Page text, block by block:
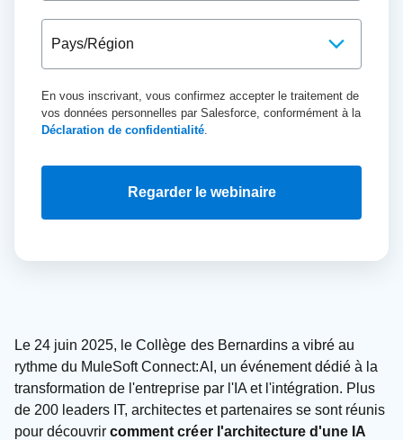
En vous inscrivant, vous confirmez accepter le traitement de
vos données personnelles par Salesforce, conformément à la
Déclaration de confidentialité.
Regarder le webinaire
Le 24 juin 2025, le Collège des Bernardins a vibré au
rythme du MuleSoft Connect:AI, un événement dédié à la
transformation de l'entreprise par l'IA et l'intégration. Plus
de 200 leaders IT, architectes et partenaires se sont réunis
pour découvrircomment créer l'architecture d'une IA